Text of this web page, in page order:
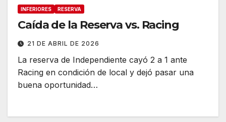
INFERIORES RESERVA
Caída de la Reserva vs. Racing
21 DE ABRIL DE 2026
La reserva de Independiente cayó 2 a 1 ante
Racing en condición de local y dejó pasar una
buena oportunidad…